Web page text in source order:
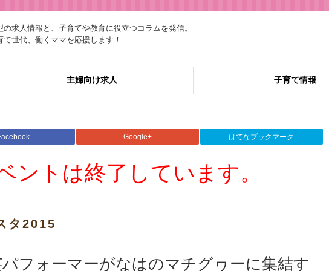
の求人情報と、子育てや教育に役立つコラムを発信。
て世代、働くママを応援します！
主婦向け求人 子育て情報
Google+ はてなブックマーク
ントは終了しています。
タ2015
フォーマーがなはのマチグヮーに集結す